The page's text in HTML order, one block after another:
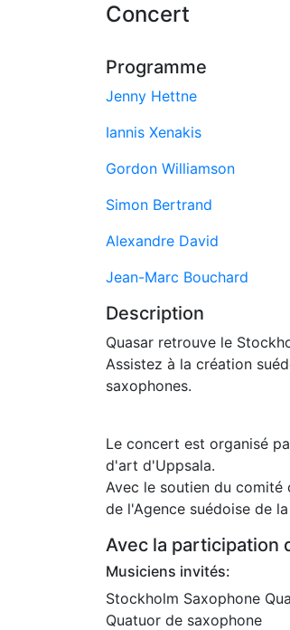
Concert
Programme
Jenny Hettne
Iannis Xenakis
Gordon Williamson
Simon Bertrand
Alexandre David
Jean-Marc Bouchard
Description
Quasar retrouve le
Assistez à la création
saxophones.
Le concert est organisé
d'art d'Uppsala.
Avec le soutien du comité
de l'Agence suédoise de
Avec la participation
Musiciens invités:
Stockholm Saxophone
Quatuor de saxophone